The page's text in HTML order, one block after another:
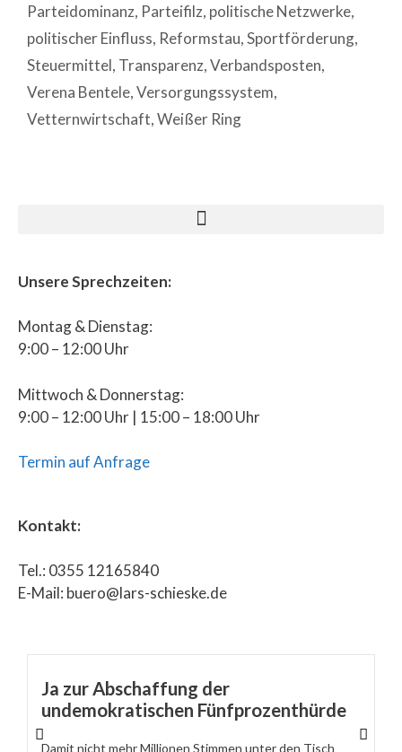
Parteidominanz, Parteifilz, politische Netzwerke,
politischer Einfluss, Reformstau,Sportförderung,
Steuermittel, Transparenz,Verbandsposten,
Verena Bentele,Versorgungssystem,
Vetternwirtschaft,Weißer Ring
Unsere Sprechzeiten:
Montag & Dienstag:
9:00 – 12:00 Uhr
Mittwoch & Donnerstag:
9:00 – 12:00 Uhr | 15:00 – 18:00 Uhr
Termin auf Anfrage
Kontakt:
Tel.: 0355 12165840
E-Mail: buero@lars-schieske.de
Ja zur Abschaffung der
undemokratischen Fünfprozenthürde
Damit nicht mehr Millionen Stimmen unter den Tisch